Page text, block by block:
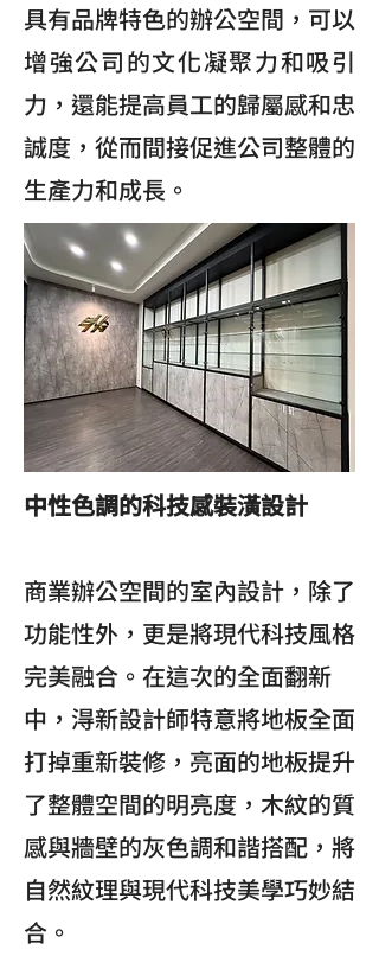
具有品牌特色的辦公空間，可以
增強公司的文化凝聚力和吸引
力，還能提高員工的歸屬感和忠
誠度，從而間接促進公司整體的
生產力和成長。
中性色調的科技感裝潢設計
商業辦公空間的室內設計，除了
功能性外，更是將現代科技風格
完美融合。在這次的全面翻新
中，淂新設計師特意將地板全面
打掉重新裝修，亮面的地板提升
了整體空間的明亮度，木紋的質
感與牆壁的灰色調和諧搭配，將
自然紋理與現代科技美學巧妙結
合。